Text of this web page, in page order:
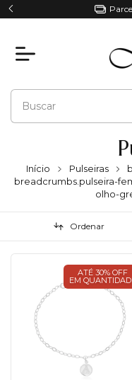
Início Pulseiras
breadcrumbs.pulseira-
olho-
Ordenar
ATÉ 30% OFF
EM